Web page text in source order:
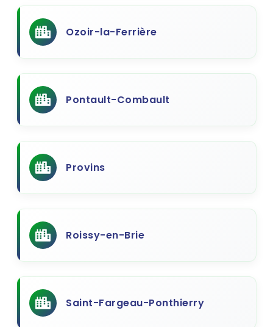
Ozoir-la-Ferrière
Pontault-Combault
Provins
Roissy-en-Brie
Saint-Fargeau-Ponthierry